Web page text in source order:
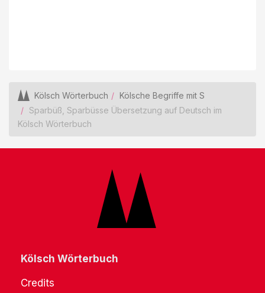
Kölsch Wörterbuch
Kölsche Begriffe mit S
Sparbüß, Sparbüsse Übersetzung auf Deutsch im
Kölsch Wörterbuch
Kölsch Wörterbuch
Credits